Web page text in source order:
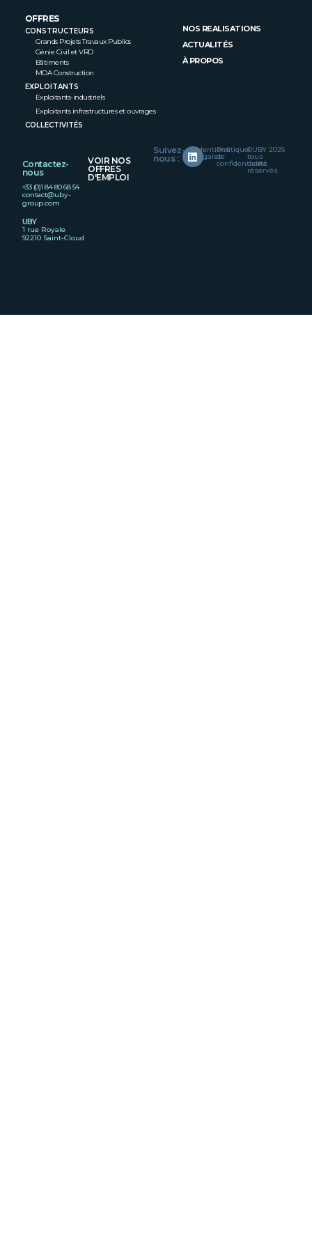
OFFRES
CONSTRUCTEURS
Grands Projets Travaux Publics
Génie Civil et VRD
Bâtiments
MOA Construction
EXPLOITANTS
Exploitants-industriels
Exploitants infrastructures et ouvrages
COLLECTIVITÉS
NOS REALISATIONS
ACTUALITÉS
À PROPOS
Suivez-
nous :
Mentions
légales
Politique
de
confidentialité
©UBY 2026
tous
droits
réservés
Contactez-
nous
+33 (0)1 84 80 68 54
contact@uby-
group.com
UBY
1 rue Royale
92210 Saint-Cloud
VOIR NOS
OFFRES
D'EMPLOI